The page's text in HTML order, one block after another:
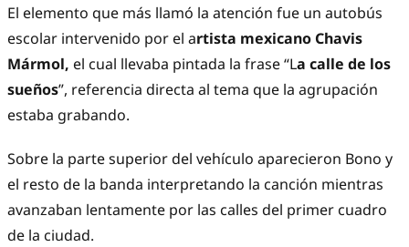
El elemento que más llamó la atención fue un autobús
escolar intervenido por el artista mexicano Chavis
Mármol, el cual llevaba pintada la frase “La calle de los
sueños”, referencia directa al tema que la agrupación
estaba grabando.
Sobre la parte superior del vehículo aparecieron Bono y
el resto de la banda interpretando la canción mientras
avanzaban lentamente por las calles del primer cuadro
de la ciudad.